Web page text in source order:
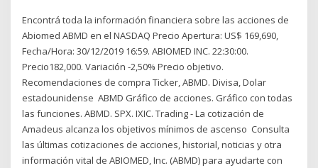
Encontrá toda la información financiera sobre las acciones de
Abiomed ABMD en el NASDAQ Precio Apertura: US$ 169,690,
Fecha/Hora: 30/12/2019 16:59. ABIOMED INC. 22:30:00.
Precio182,000. Variación -2,50% Precio objetivo.
Recomendaciones de compra Ticker, ABMD. Divisa, Dolar
estadounidense ABMD Gráfico de acciones. Gráfico con todas
las funciones. ABMD. SPX. IXIC. Trading - La cotización de
Amadeus alcanza los objetivos mínimos de ascenso Consulta
las últimas cotizaciones de acciones, historial, noticias y otra
información vital de ABIOMED, Inc. (ABMD) para ayudarte con